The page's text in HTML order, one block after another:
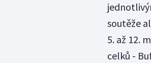
soutěže
5. až 12.
celků -